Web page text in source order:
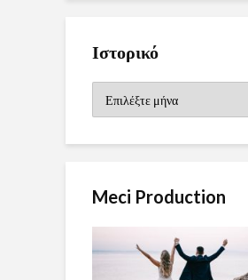
Ιστορικό
Meci Production